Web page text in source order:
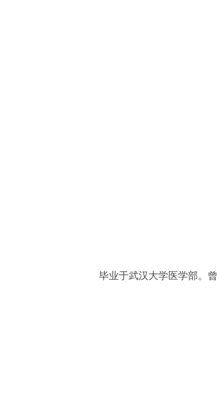
毕业于武汉大学医学部。